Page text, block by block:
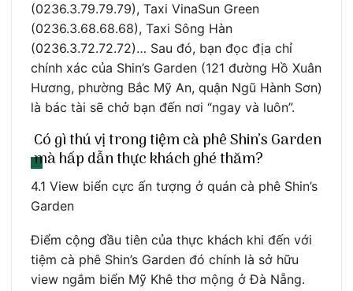
(0236.3.79.79.79), Taxi VinaSun Green
(0236.3.68.68.68), Taxi Sông Hàn
(0236.3.72.72.72)… Sau đó, bạn đọc địa chỉ
chính xác của Shin’s Garden (121 đường Hồ Xuân
Hương, phường Bắc Mỹ An, quận Ngũ Hành Sơn)
là bác tài sẽ chở bạn đến nơi “ngay và luôn”.
Có gì thú vị trong tiệm cà phê Shin’s Garden
mà hấp dẫn thực khách ghé thăm?
4.1 View biển cực ấn tượng ở quán cà phê Shin’s
Garden
Điểm cộng đầu tiên của thực khách khi đến với
tiệm cà phê Shin’s Garden đó chính là sở hữu
view ngắm biển Mỹ Khê thơ mộng ở Đà Nẵng.